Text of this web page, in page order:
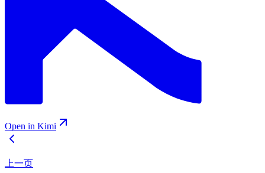
Open in Kimi
上一页